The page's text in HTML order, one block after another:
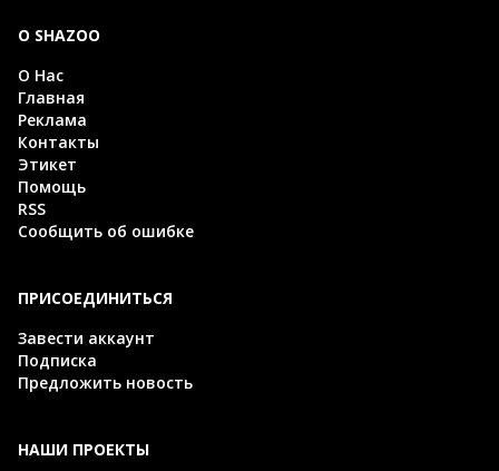
О SHAZOO
О Нас
Главная
Реклама
Контакты
Этикет
Помощь
RSS
Сообщить об ошибке
ПРИСОЕДИНИТЬСЯ
Завести аккаунт
Подписка
Предложить новость
НАШИ ПРОЕКТЫ